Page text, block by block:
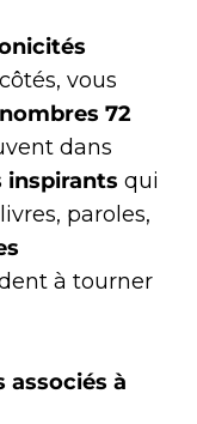
vous
72
dans
inspirants qui
paroles,
à tourner
associés à